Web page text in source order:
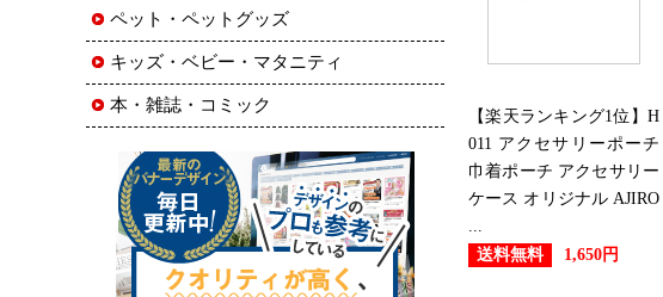
【楽天ランキング1位】H
011 アクセサリーポーチ
巾着ポーチ アクセサリー
ケース オリジナル AJIRO
...
送料無料
1,650円
ペット・ペットグッズ
キッズ・ベビー・マタニティ
本・雑誌・コミック